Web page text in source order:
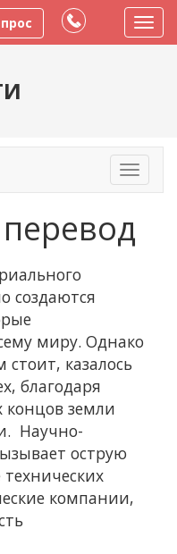
меню
Toggle
создаются
миру. Однако
стоит, казалось
благодаря
земли
Научно-
острую
компании,